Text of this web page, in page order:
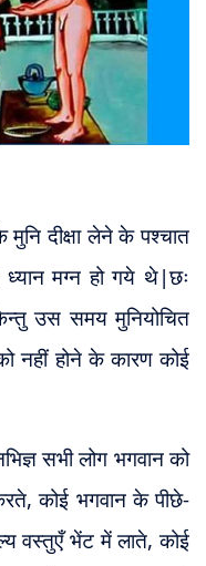
दीक्षा लेने के पश्चात
ध्यान मग्न हो गये थे|छः
उस समय मुनियोचित
नहीं होने के कारण कोई
सभी लोग भगवान को
कोई भगवान के पीछे-
वस्तुएँ भेंट में लाते, कोई